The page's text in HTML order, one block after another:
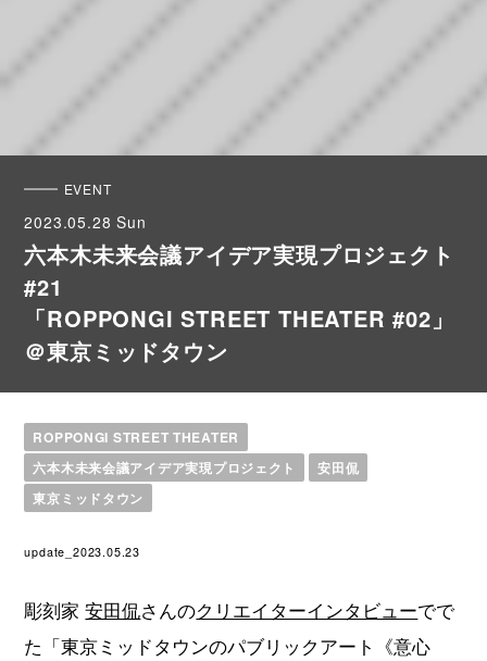
六本木未来会議アイデア実現プロジェクト
#21
「ROPPONGI STREET THEATER #02」
＠東京ミッドタウン
2023.05.28 Sun
EVENT
ROPPONGI STREET THEATER
六本木未来会議アイデア実現プロジェクト
安田侃
東京ミッドタウン
update_2023.05.23
彫刻家安田侃さんのクリエイターインタビューでで
た「東京ミッドタウンのパブリックアート《意心